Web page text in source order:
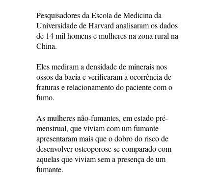
Pesquisadores da Escola de Medicina da
Universidade de Harvard analisaram os dados
de 14 mil homens e mulheres na zona rural na
China.
Eles mediram a densidade de minerais nos
ossos da bacia e verificaram a ocorrência de
fraturas e relacionamento do paciente com o
fumo.
As mulheres não-fumantes, em estado pré-
menstrual, que viviam com um fumante
apresentaram mais que o dobro do risco de
desenvolver osteoporose se comparado com
aquelas que viviam sem a presença de um
fumante.